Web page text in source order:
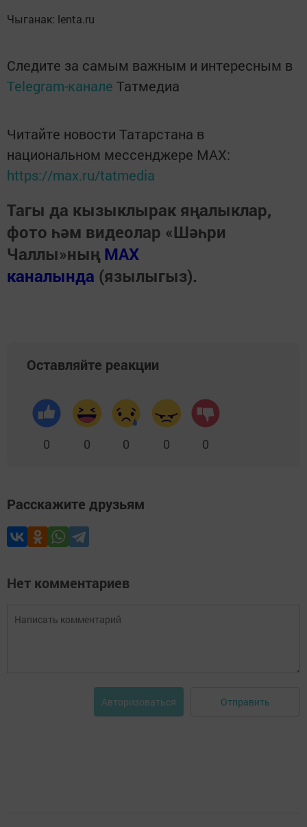
Чыганак: lenta.ru
Следите за самым важным и интересным в
Telegram-канале Татмедиа
Читайте новости Татарстана в
национальном мессенджере MАХ:
https://max.ru/tatmedia
Тагы да кызыклырак яңалыклар,
фото һәм видеолар «Шәһри
Чаллы»ның MAX
каналында (язылыгыз).
Оставляйте реакции
0 0 0 0 0
Расскажите друзьям
Нет комментариев
Авторизоваться Отправить